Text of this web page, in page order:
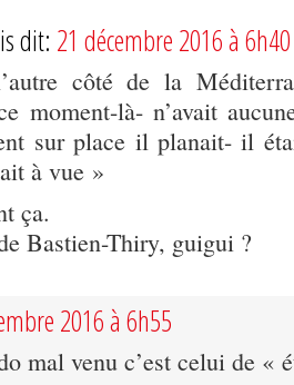
dit: 21 décembre 2016 à 6h40
côté de la
moment-là- n’avait
sur place il planait- il
à vue »
ça.
Bastien-Thiry, guigui ?
2016 à 6h55
mal venu c’est celui de «